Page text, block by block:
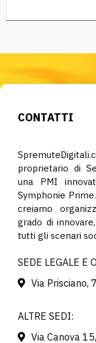
CONTATTI
proprietario di
una PMI
Symphonie
creiamo
grado di
tutti gli scenari
SEDE LEGALE E
Via Prisciano,
ALTRE SEDI:
Via Canova